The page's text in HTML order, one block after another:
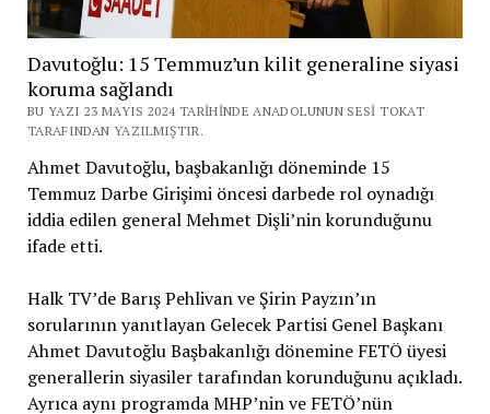
Davutoğlu: 15 Temmuz’un kilit generaline siyasi
koruma sağlandı
BU YAZI 23 MAYIS 2024 TARIHINDE ANADOLUNUN SESI TOKAT
TARAFINDAN YAZILMIŞTIR.
Ahmet Davutoğlu, başbakanlığı döneminde 15
Temmuz Darbe Girişimi öncesi darbede rol oynadığı
iddia edilen general Mehmet Dişli’nin korunduğunu
ifade etti.
Halk TV’de Barış Pehlivan ve Şirin Payzın’ın
sorularının yanıtlayan Gelecek Partisi Genel Başkanı
Ahmet Davutoğlu Başbakanlığı dönemine FETÖ üyesi
generallerin siyasiler tarafından korunduğunu açıkladı.
Ayrıca aynı programda MHP’nin ve FETÖ’nün